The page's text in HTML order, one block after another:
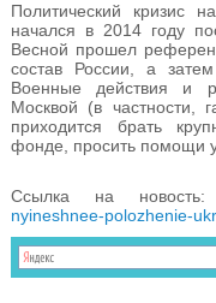
Политический кризис
начался в 2014 году
Весной прошел
состав России, а
Военные действия и
Москвой (в частности,
приходится брать
фонде, просить помощи
Ссылка на
nyineshnee-polozhenie-